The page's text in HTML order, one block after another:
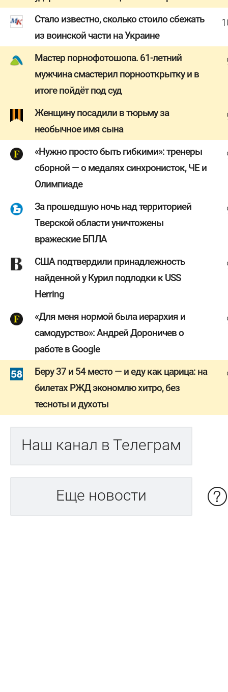
Стало известно, сколько стоило сбежать
из воинской части на Украине
Мастер порнофотошопа. 61-летний
мужчина смастерил порнооткрытку и в
итоге пойдёт под суд
Женщину посадили в тюрьму за
необычное имя сына
«Нужно просто быть гибкими»: тренеры
сборной — о медалях синхронисток, ЧЕ и
Олимпиаде
За прошедшую ночь над территорией
Тверской области уничтожены
вражеские БПЛА
США подтвердили принадлежность
найденной у Курил подлодки к USS
Herring
«Для меня нормой была иерархия и
самодурство»: Андрей Дороничев о
работе в Google
Беру 37 и 54 место — и еду как царица: на
билетах РЖД экономлю хитро, без
тесноты и духоты
Наш канал в Телеграм
Еще новости